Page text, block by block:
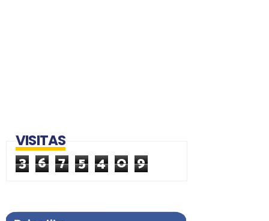
VISITAS
3 6 7 5 4 0 9